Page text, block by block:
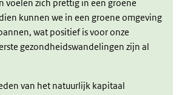
voelen zich prettig in een groene
kunnen we in een groene omgeving
wat positief is voor onze
gezondheidswandelingen zijn al
van het natuurlijk kapitaal